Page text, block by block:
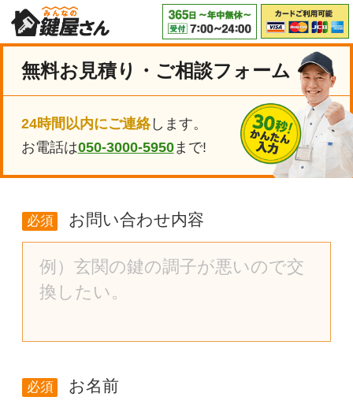
無料お見積り・ご相談フォーム
24時間以内にご連絡します。
お電話は050-3000-5950まで!
必須 お問い合わせ内容
必須 お名前